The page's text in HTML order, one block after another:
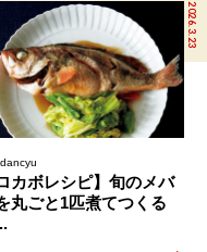
2026.3.23
ロカボレシピ】旬のメバ
丸ごと1匹煮てつくる